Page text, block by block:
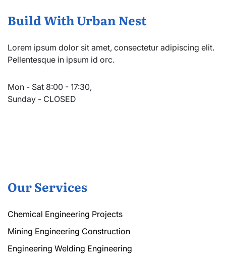
Build With Urban Nest
Lorem ipsum dolor sit amet, consectetur adipiscing elit.
Pellentesque in ipsum id orc.
Mon - Sat 8:00 - 17:30,
Sunday - CLOSED
Our Services
Chemical Engineering Projects
Mining Engineering Construction
Engineering Welding Engineering